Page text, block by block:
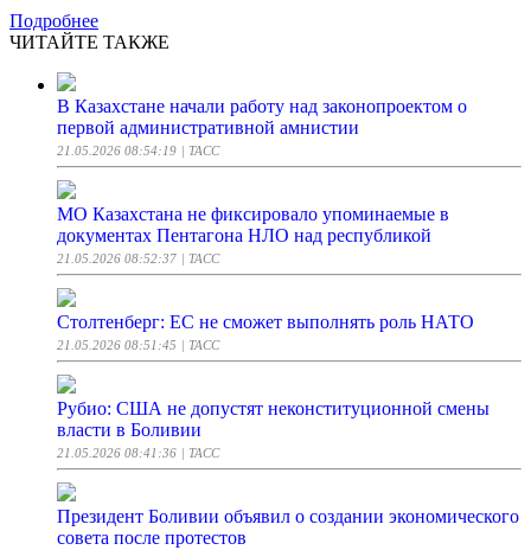
Подробнее
ЧИТАЙТЕ ТАКЖЕ
В Казахстане начали работу над законопроектом о
первой административной амнистии
21.05.2026 08:54:19 | ТАСС
МО Казахстана не фиксировало упоминаемые в
документах Пентагона НЛО над республикой
21.05.2026 08:52:37 | ТАСС
Столтенберг: ЕС не сможет выполнять роль НАТО
21.05.2026 08:51:45 | ТАСС
Рубио: США не допустят неконституционной смены
власти в Боливии
21.05.2026 08:41:36 | ТАСС
Президент Боливии объявил о создании экономического
совета после протестов